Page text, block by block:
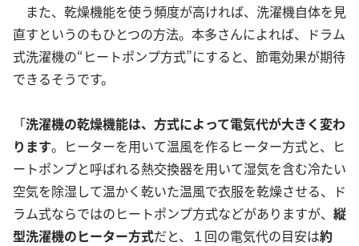
また、乾燥機能を使う頻度が高ければ、洗濯機自体を見
直すというのもひとつの方法。本多さんによれば、ドラム
式洗濯機の“ヒートポンプ方式”にすると、節電効果が期待
できるそうです。
「洗濯機の乾燥機能は、方式によって電気代が大きく変わ
ります。ヒーターを用いて温風を作るヒーター方式と、ヒ
ートポンプと呼ばれる熱交換器を用いて湿気を含む冷たい
空気を除湿して温かく乾いた温風で衣服を乾燥させる、ド
ラム式ならではのヒートポンプ方式などがありますが、 縦
型洗濯機のヒーター方式だと、１回の電気代の目安は約